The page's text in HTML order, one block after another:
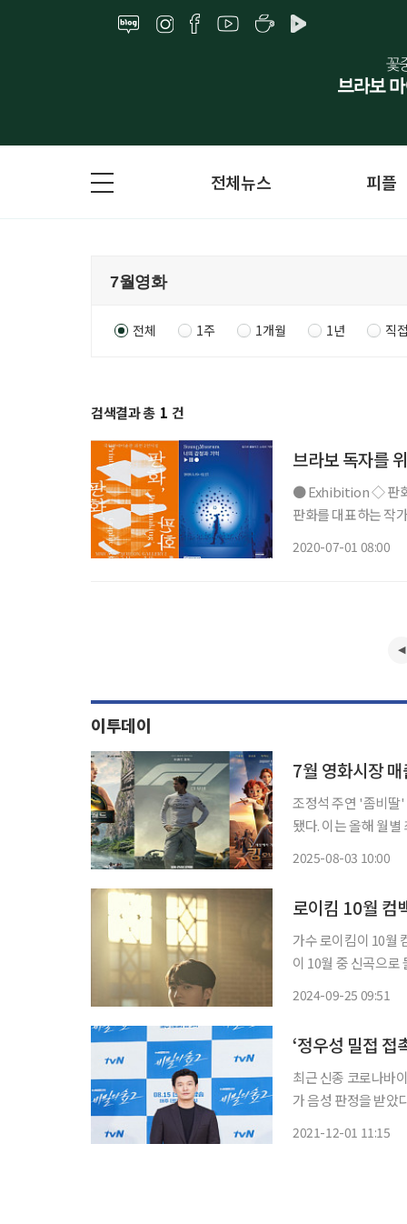
전체뉴스 피플
전체 1주 1개월 1년 직
검색결과 총 1 건
브라보 독자를
● Exhibition ◇ 판화, 판화, 판화 일정 8월 16일까지 장소 국립현대미술관 과천 국내 현대
판화를 대표하는 작
2020-07-01 08:00
이투데이
7월 영화시장
조정석 주연 '좀비딸' 개봉 4일 만에
됐다. 이는 올해 월
2025-08-03 10:00
로이킴 10월
가수 로이킴이 10월 컴백과 12
이 10월 중 신곡으
2024-09-25 09:51
‘정우성 밀접 접
최근 신종 코로나바
가 음성 판정을 받았다. 조승우의 소속사인 굿맨스토리 측은 1일 “조승우가 코로나
2021-12-01 11:15